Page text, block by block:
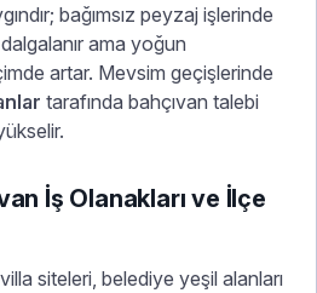
bağımsız peyzaj işlerinde
ama yoğun
artar. Mevsim geçişlerinde
tarafında bahçıvan talebi
İş Olanakları ve İlçe
siteleri, belediye yeşil alanları